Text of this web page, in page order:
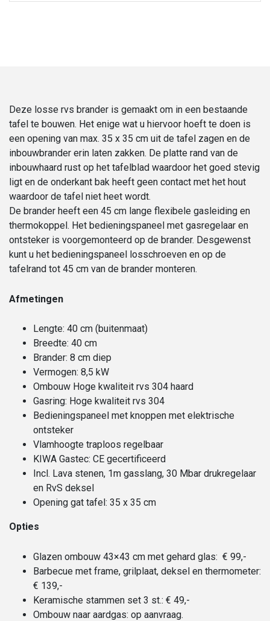
Deze losse rvs brander is gemaakt om in een bestaande
tafel te bouwen. Het enige wat u hiervoor hoeft te doen is
een opening van max. 35 x 35 cm uit de tafel zagen en de
inbouwbrander erin laten zakken. De platte rand van de
inbouwhaard rust op het tafelblad waardoor het goed stevig
ligt en de onderkant bak heeft geen contact met het hout
waardoor de tafel niet heet wordt.
De brander heeft een 45 cm lange flexibele gasleiding en
thermokoppel. Het bedieningspaneel met gasregelaar en
ontsteker is voorgemonteerd op de brander. Desgewenst
kunt u het bedieningspaneel losschroeven en op de
tafelrand tot 45 cm van de brander monteren.
Afmetingen
Lengte: 40 cm (buitenmaat)
Breedte: 40 cm
Brander: 8 cm diep
Vermogen: 8,5 kW
Ombouw Hoge kwaliteit rvs 304 haard
Gasring: Hoge kwaliteit rvs 304
Bedieningspaneel met knoppen met elektrische
ontsteker
Vlamhoogte traploos regelbaar
KIWA Gastec: CE gecertificeerd
Incl. Lava stenen, 1m gasslang, 30 Mbar drukregelaar
en RvS deksel
Opening gat tafel: 35 x 35 cm
Opties
Glazen ombouw 43×43 cm met gehard glas: € 99,-
Barbecue met frame, grilplaat, deksel en thermometer:
€ 139,-
Keramische stammen set 3 st.: € 49,-
Ombouw naar aardgas: op aanvraag.